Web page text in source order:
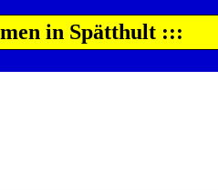
in Spätthult :::